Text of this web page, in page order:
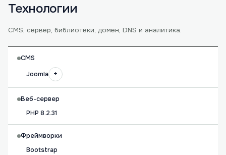
Технологии
CMS, сервер, библиотеки, домен, DNS и аналитика.
CMS
Joomla
+
Веб-сервер
PHP 8.2.31
Фреймворки
Bootstrap